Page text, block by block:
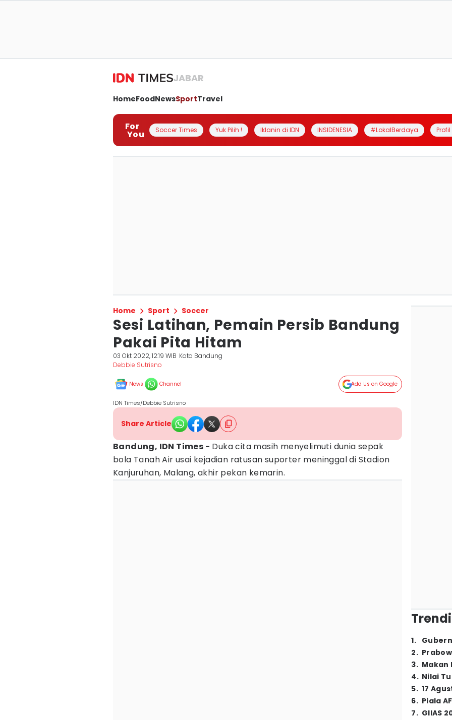
JABAR
HomeFoodNewsSportTravel
For
You Soccer Times Yuk Pilih ! Iklanin di IDN INSIDENESIA #LokalBerdaya
Home Sport Soccer
Sesi Latihan, Pemain Persib Bandung
Pakai Pita Hitam
03 Okt 2022, 12:19 WIB Kota Bandung
Debbie Sutrisno
News Channel Add Us on Google
IDN Times/Debbie Sutrisno
Share Article
Bandung, IDN Times - Duka cita masih menyelimuti dunia sepak
bola Tanah Air usai kejadian ratusan suporter meninggal di Stadion
Kanjuruhan, Malang, akhir pekan kemarin.
1.
2.
3. Makan
4. Nilai
5. 17
6. Piala
7. GIIAS